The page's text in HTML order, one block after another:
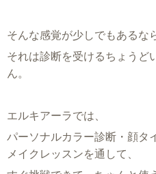
そんな感覚が少しでもあるな
それは診断を受けるちょうど
ん。
エルキアーラでは、
パーソナルカラー診断・顔タ
メイクレッスンを通して、